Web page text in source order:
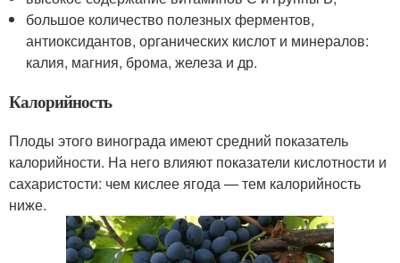
большое количество полезных ферментов,
антиоксидантов, органических кислот и минералов:
калия, магния, брома, железа и др.
Калорийность
Плоды этого винограда имеют средний показатель
калорийности. На него влияют показатели кислотности и
сахаристости: чем кислее ягода — тем калорийность
ниже.